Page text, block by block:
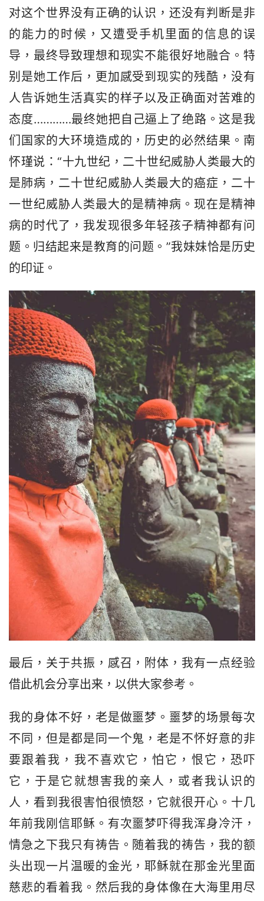
对这个世界没有正确的认识，还没有判断是非
的能力的时候，又遭受手机里面的信息的误
导，最终导致理想和现实不能很好地融合。特
别是她工作后，更加感受到现实的残酷，没有
人告诉她生活真实的样子以及正确面对苦难的
态度…………最终她把自己逼上了绝路。这是我
们国家的大环境造成的，历史的必然结果。南
怀瑾说：“十九世纪，二十世纪威胁人类最大的
是肺病，二十世纪威胁人类最大的癌症，二十
一世纪威胁人类最大的是精神病。现在是精神
病的时代了，我发现很多年轻孩子精神都有问
题。归结起来是教育的问题。”我妹妹恰是历史
的印证。
最后，关于共振，感召，附体，我有一点经验
借此机会分享出来，以供大家参考。
我的身体不好，老是做噩梦。噩梦的场景每次
不同，但是都是同一个鬼，老是不怀好意的非
要跟着我，我不喜欢它，怕它，恨它，恐吓
它，于是它就想害我的亲人，或者我认识的
人，看到我很害怕很愤怒，它就很开心。十几
年前我刚信耶稣。有次噩梦吓得我浑身冷汗，
情急之下我只有祷告。随着我的祷告，我的额
头出现一片温暖的金光，耶稣就在那金光里面
慈悲的看着我。然后我的身体像在大海里用尽